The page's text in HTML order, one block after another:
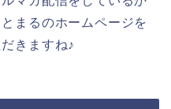
まるのホームページを
きますね♪